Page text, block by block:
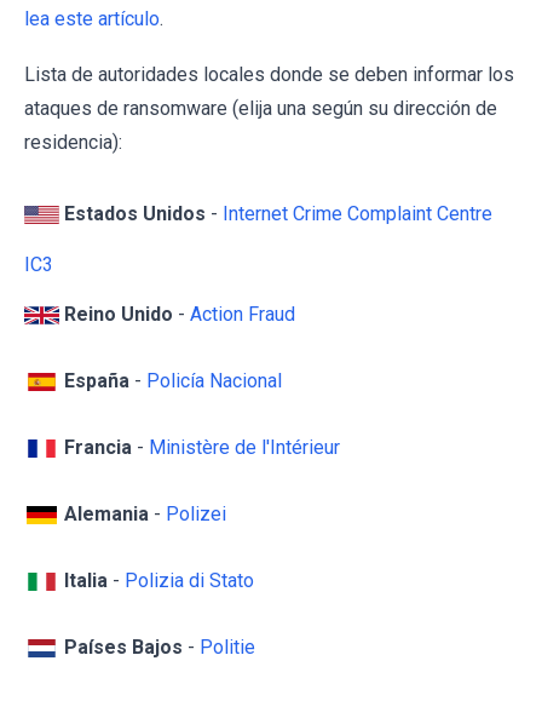
lea este artículo.
Lista de autoridades locales donde se deben informar los
ataques de ransomware (elija una según su dirección de
residencia):
Estados Unidos - Internet Crime Complaint Centre
IC3
Reino Unido - Action Fraud
España - Policía Nacional
Francia - Ministère de l'Intérieur
Alemania - Polizei
Italia - Polizia di Stato
Países Bajos - Politie